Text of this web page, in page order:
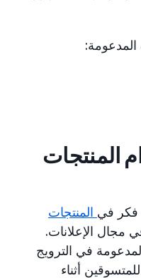
المدعومة:
المنتجات
فكر في المنتجات
مجال الإعلانات.
في الترويج
أثناء